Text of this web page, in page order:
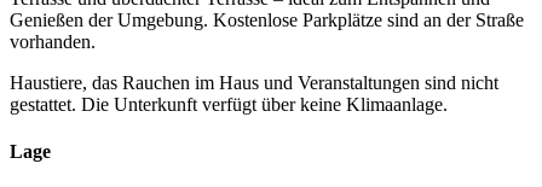
Genießen der Umgebung. Kostenlose Parkplätze sind an der Straße
vorhanden.
Haustiere, das Rauchen im Haus und Veranstaltungen sind nicht
gestattet. Die Unterkunft verfügt über keine Klimaanlage.
Lage